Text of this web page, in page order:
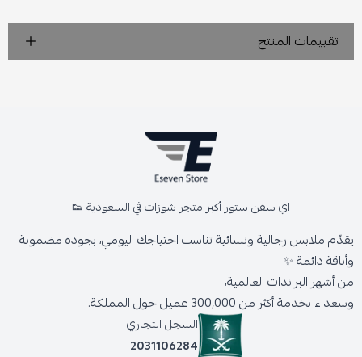
تقييمات المنتج
اي سفن ستور أكبر متجر شوزات في السعودية 👟
يقدّم ملابس رجالية ونسائية تناسب احتياجك اليومي، بجودة مضمونة
وأناقة دائمة ✨
من أشهر البراندات العالمية،
وسعداء بخدمة أكثر من 300,000 عميل حول المملكة.
السجل التجاري
2031106284